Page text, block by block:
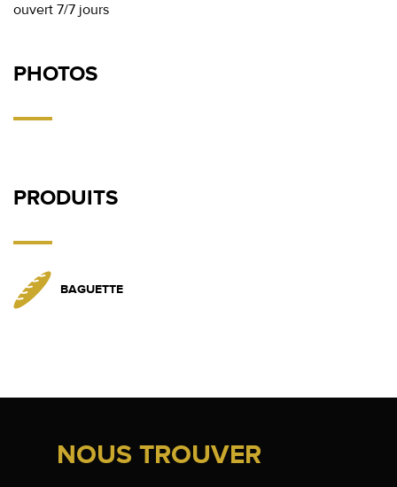
PRODUITS
BAGUETTE
ouvert 7/7 jours
PHOTOS
NOUS TROUVER